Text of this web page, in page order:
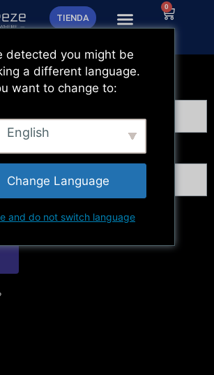
TIENDA
0
Carrito
dirección de correo electrónico
detected you might be
a different language.
want to change to:
English
Change Language
and do not switch language